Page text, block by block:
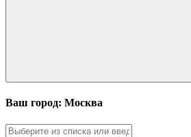
Ваш город: Москва